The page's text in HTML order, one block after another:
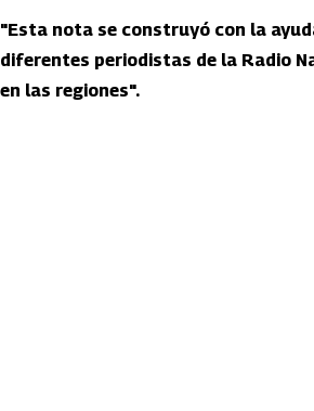
"Esta nota se construyó con la
diferentes periodistas de la Radio
en las regiones".